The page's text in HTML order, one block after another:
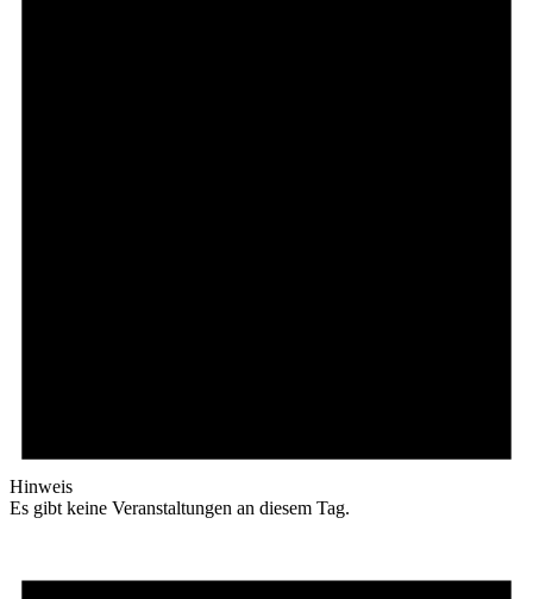
Hinweis
Es gibt keine Veranstaltungen an diesem Tag.